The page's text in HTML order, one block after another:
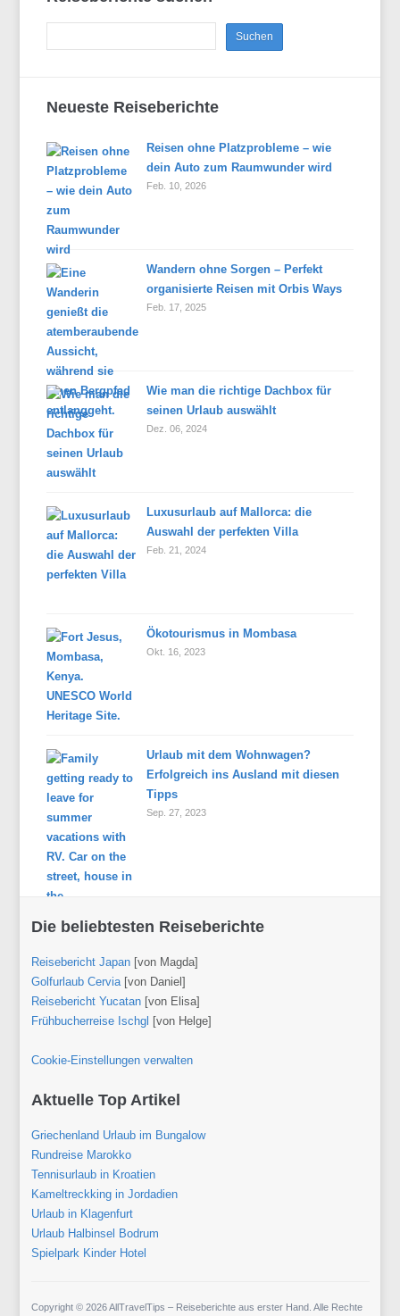
Neueste Reiseberichte
Reisen ohne Platzprobleme – wie
dein Auto zum Raumwunder wird
Feb. 10, 2026
Wandern ohne Sorgen – Perfekt
organisierte Reisen mit Orbis Ways
Feb. 17, 2025
Wie man die richtige Dachbox für
seinen Urlaub auswählt
Dez. 06, 2024
Luxusurlaub auf Mallorca: die
Auswahl der perfekten Villa
Feb. 21, 2024
Ökotourismus in Mombasa
Okt. 16, 2023
Urlaub mit dem Wohnwagen?
Erfolgreich ins Ausland mit diesen
Tipps
Sep. 27, 2023
Die beliebtesten Reiseberichte
Reisebericht Japan[von Magda]
Golfurlaub Cervia[von Daniel]
Reisebericht Yucatan[von Elisa]
Frühbucherreise Ischgl [von Helge]
Cookie-Einstellungen verwalten
Aktuelle Top Artikel
Griechenland Urlaub im Bungalow
Rundreise Marokko
Tennisurlaub in Kroatien
Kameltreckking in Jordadien
Urlaub in Klagenfurt
Urlaub Halbinsel Bodrum
Spielpark Kinder Hotel
Copyright © 2026 AllTravelTips – Reiseberichte aus erster Hand. Alle Rechte